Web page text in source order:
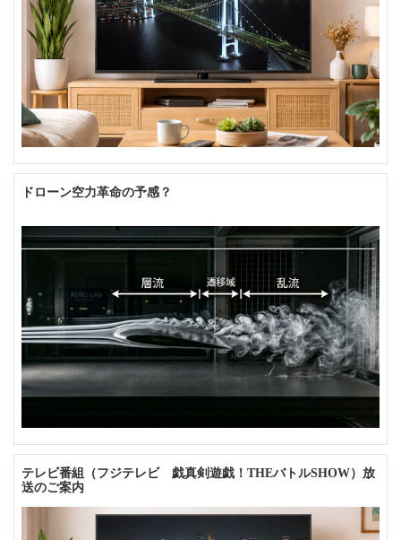
ドローン空力革命の予感？
テレビ番組（フジテレビ 戯真剣遊戯！THEバトルSHOW）放
送のご案内